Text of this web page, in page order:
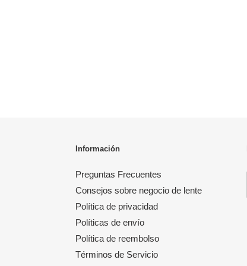
Información
Preguntas Frecuentes
Consejos sobre negocio de lente
Política de privacidad
Políticas de envío
Política de reembolso
Términos de Servicio